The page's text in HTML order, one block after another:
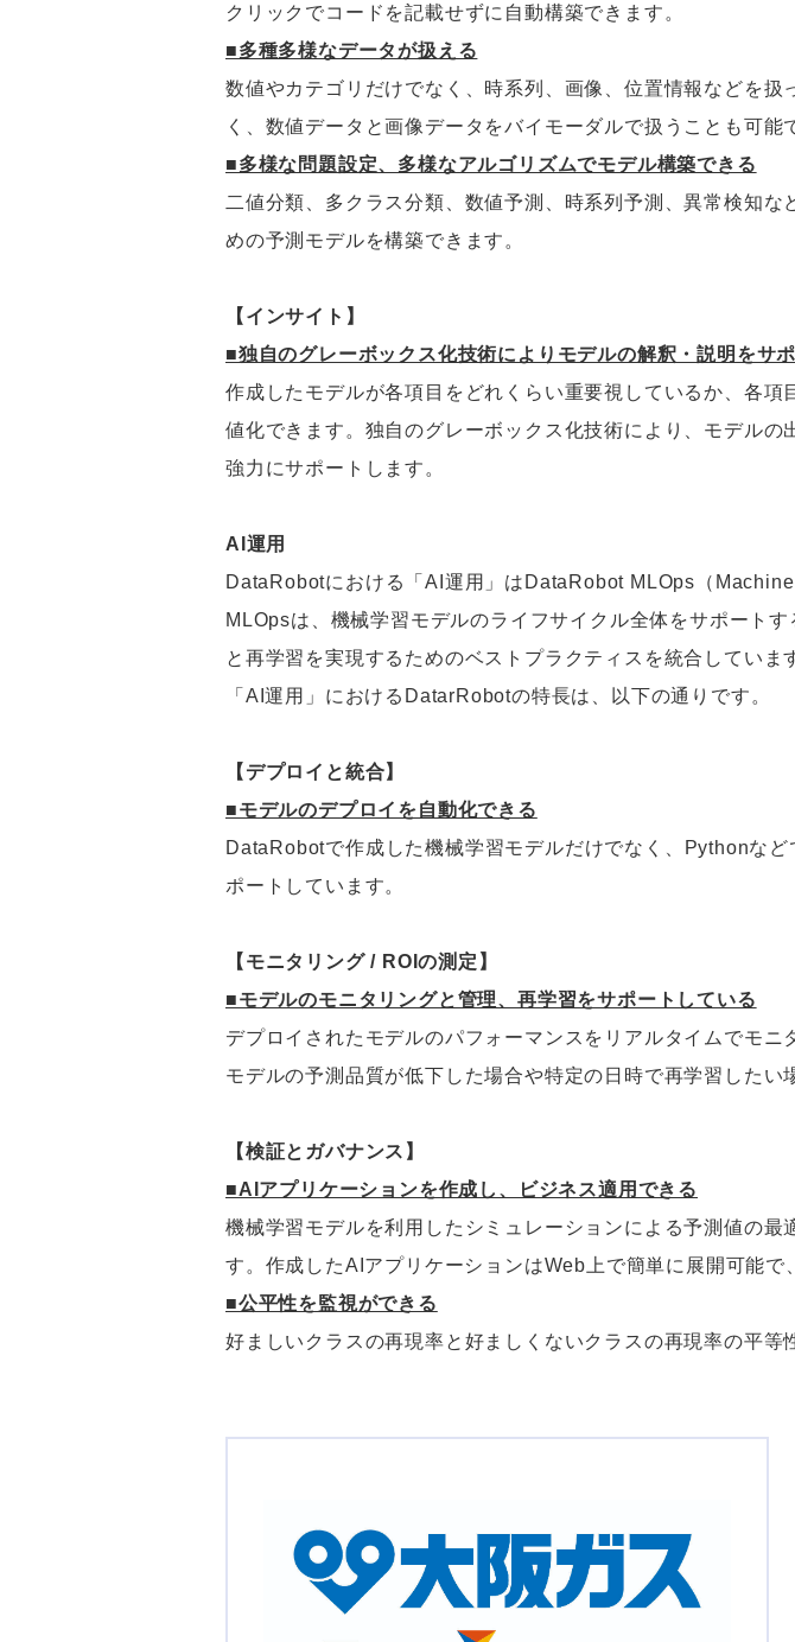
クリックでコードを記載せずに自動構築できます。
■多種多様なデータが扱える
数値やカテゴリだけでなく、時系列、画像、位置情報などを
く、数値データと画像データをバイモーダルで扱うことも可能
■多様な問題設定、多様なアルゴリズムでモデル構築できる
二値分類、多クラス分類、数値予測、時系列予測、異常検知
めの予測モデルを構築できます。
【インサイト】
■独自のグレーボックス化技術によりモデルの解釈・説明をサ
作成したモデルが各項目をどれくらい重要視しているか、各
値化できます。独自のグレーボックス化技術により、モデル
強力にサポートします。
AI運用
DataRobotにおける「AI運用」はDataRobot MLOps（
MLOpsは、機械学習モデルのライフサイクル全体をサポート
と再学習を実現するためのベストプラクティスを統合していま
「AI運用」におけるDatarRobotの特長は、以下の通りです。
【デプロイと統合】
■モデルのデプロイを自動化できる
DataRobotで作成した機械学習モデルだけでなく、Pythonな
ポートしています。
【モニタリング / ROIの測定】
■モデルのモニタリングと管理、再学習をサポートしている
デプロイされたモデルのパフォーマンスをリアルタイムでモ
モデルの予測品質が低下した場合や特定の日時で再学習したい
【検証とガバナンス】
■AIアプリケーションを作成し、ビジネス適用できる
機械学習モデルを利用したシミュレーションによる予測値の
す。作成したAIアプリケーションはWeb上で簡単に展開可能で
■公平性を監視ができる
好ましいクラスの再現率と好ましくないクラスの再現率の平等